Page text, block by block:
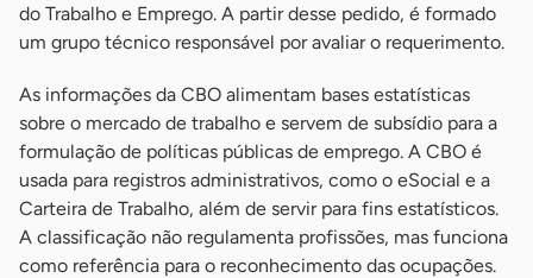
do Trabalho e Emprego. A partir desse pedido, é formado
um grupo técnico responsável por avaliar o requerimento.
As informações da CBO alimentam bases estatísticas
sobre o mercado de trabalho e servem de subsídio para a
formulação de políticas públicas de emprego. A CBO é
usada para registros administrativos, como o eSocial e a
Carteira de Trabalho, além de servir para fins estatísticos.
A classificação não regulamenta profissões, mas funciona
como referência para o reconhecimento das ocupações.